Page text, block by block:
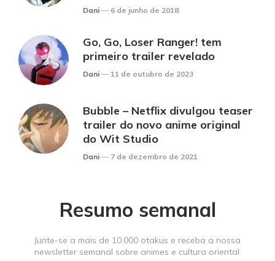
Posted
Dani 6 de junho de 2018
Go, Go, Loser Ranger! tem
primeiro trailer revelado
Posted
Dani 11 de outubro de 2023
Bubble – Netflix divulgou teaser
trailer do novo anime original
do Wit Studio
Posted
Dani 7 de dezembro de 2021
Resumo semanal
Junte-se a mais de 10.000 otakus e receba a nossa
newsletter semanal sobre animes e cultura oriental.